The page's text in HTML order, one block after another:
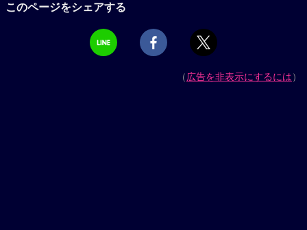
このページをシェアする
（広告を非表示にするには）